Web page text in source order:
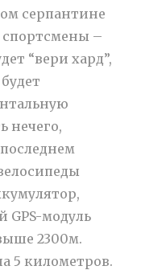
серпантине
спортсмены –
“вери хард”,
нечего,
GPS-модуль
2300м.
5 километров.